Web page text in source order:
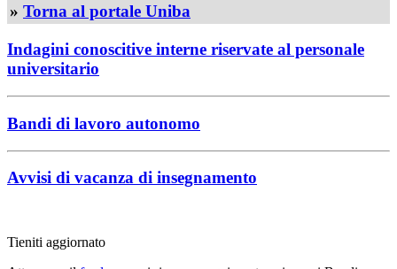
» Torna al portale Uniba
Indagini conoscitive interne riservate al personale
universitario
Bandi di lavoro autonomo
Avvisi di vacanza di insegnamento
Tieniti aggiornato